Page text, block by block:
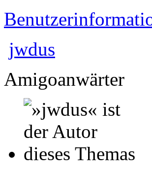
jwdus
Amigoanwärter